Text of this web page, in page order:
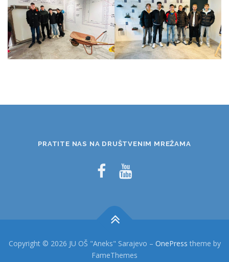
PRATITE NAS NA DRUŠTVENIM MREŽAMA
Copyright © 2026 JU OŠ "Aneks" Sarajevo – OnePress theme by
FameThemes